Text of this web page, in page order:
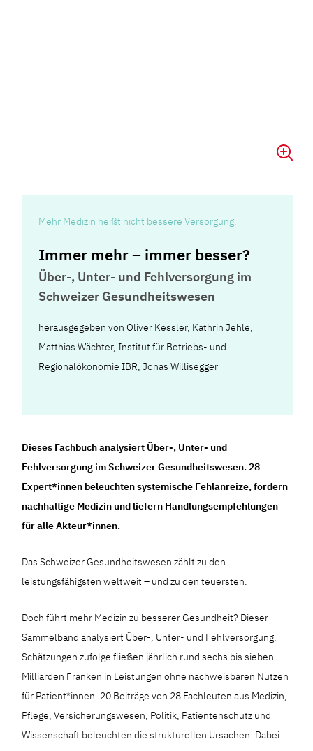
Mehr Medizin heißt nicht bessere Versorgung.
Immer mehr – immer besser?
Über-, Unter- und Fehlversorgung im
Schweizer Gesundheitswesen
herausgegeben von Oliver Kessler, Kathrin Jehle,
Matthias Wächter, Institut für Betriebs- und
Regionalökonomie IBR, Jonas Willisegger
Dieses Fachbuch analysiert Über-, Unter- und
Fehlversorgung im Schweizer Gesundheitswesen. 28
Expert*innen beleuchten systemische Fehlanreize, fordern
nachhaltige Medizin und liefern Handlungsempfehlungen
für alle Akteur*innen.
Das Schweizer Gesundheitswesen zählt zu den
leistungsfähigsten weltweit – und zu den teuersten.
Doch führt mehr Medizin zu besserer Gesundheit? Dieser
Sammelband analysiert Über-, Unter- und Fehlversorgung.
Schätzungen zufolge fließen jährlich rund sechs bis sieben
Milliarden Franken in Leistungen ohne nachweisbaren Nutzen
für Patient*innen. 20 Beiträge von 28 Fachleuten aus Medizin,
Pflege, Versicherungswesen, Politik, Patientenschutz und
Wissenschaft beleuchten die strukturellen Ursachen. Dabei